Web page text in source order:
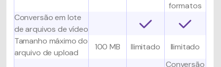
formatos
Conversão em lote
de arquivos de vídeo
Tamanho máximo do
arquivo de upload
100 MB Ilimitado Ilimitado
Conversão